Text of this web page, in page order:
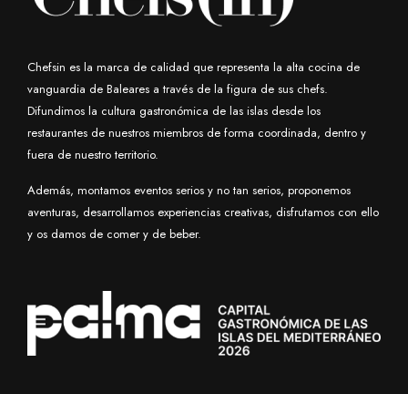
Chefsin es la marca de calidad que representa la alta cocina de
vanguardia de Baleares a través de la figura de sus chefs.
Difundimos la cultura gastronómica de las islas desde los
restaurantes de nuestros miembros de forma coordinada, dentro y
fuera de nuestro territorio.
Además, montamos eventos serios y no tan serios, proponemos
aventuras, desarrollamos experiencias creativas, disfrutamos con ello
y os damos de comer y de beber.